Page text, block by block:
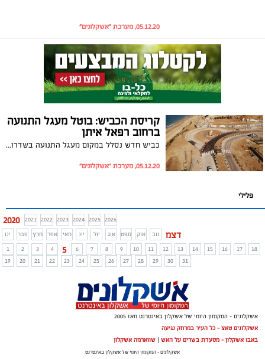
05.12.20, מערכת "אשקלונים"
קריסת הכביש: בוטל מעגל התנועה
ברחוב רפאל איתן
כביש חדש נסלל במקום מעגל התנועה בשדרות אריה תגר-רפאל איתן. זאת לאחר שקטע מהכביש קרס ובמטרה להסיט את מי הגשמים מהמצוק
05.12.20, מערכת "אשקלונים"
פלילי
2020 2021 2022 2023 2024 2025 2026
ינו
פבר מרץ אפר מאי יונ יול אוג ספט אוק נוב דצמ
1 2 3 4 5 6 7 8 9 10 11 12 13 14 15 16 17
18
19
20 21 22 23 24 25 26 27 28 29 30 31
אשקלונים - המקומון היומי של אשקלון באינטרנט מאז 2005
אשקלונים טאצ - כל העיר במרחק נגיעה
באבו אשקלון - מסעדת בשרים על האש | שווארמה אשקלון
אשקלונים - המקומון היומי של אשקלון באינטרנט